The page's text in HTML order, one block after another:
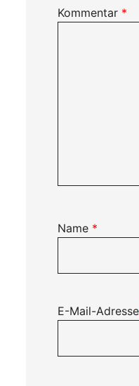
Kommentar *
Name *
E-Mail-Adresse